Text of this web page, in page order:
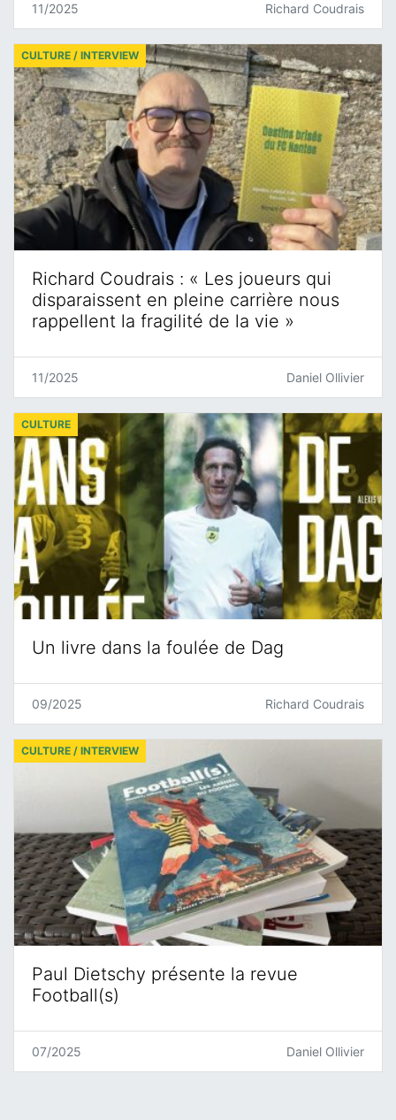
11/2025 Richard Coudrais
Richard Coudrais : « Les joueurs qui
disparaissent en pleine carrière nous
rappellent la fragilité de la vie »
CULTURE / INTERVIEW
11/2025 Daniel Ollivier
Un livre dans la foulée de Dag
CULTURE
09/2025 Richard Coudrais
Paul Dietschy présente la revue
Football(s)
CULTURE / INTERVIEW
07/2025 Daniel Ollivier